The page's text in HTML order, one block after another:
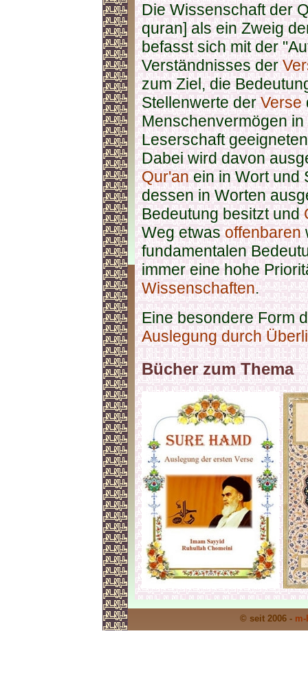
Die Wissenschaft der
quran] als ein Zweig
befasst sich mit der
Verständnisses der
zum Ziel, die
Stellenwerte derVerse
Menschenvermögen
Leserschaft
Dabei wird davon
Qur'anein in Wort und
dessen in Worten
Bedeutung besitzt und
Weg etwasoffenbaren
fundamentalen
immer eine hohe
Wissenschaften.
Eine besondere Form
Auslegung durch
Bücher zum Thema
© seit 2006 -